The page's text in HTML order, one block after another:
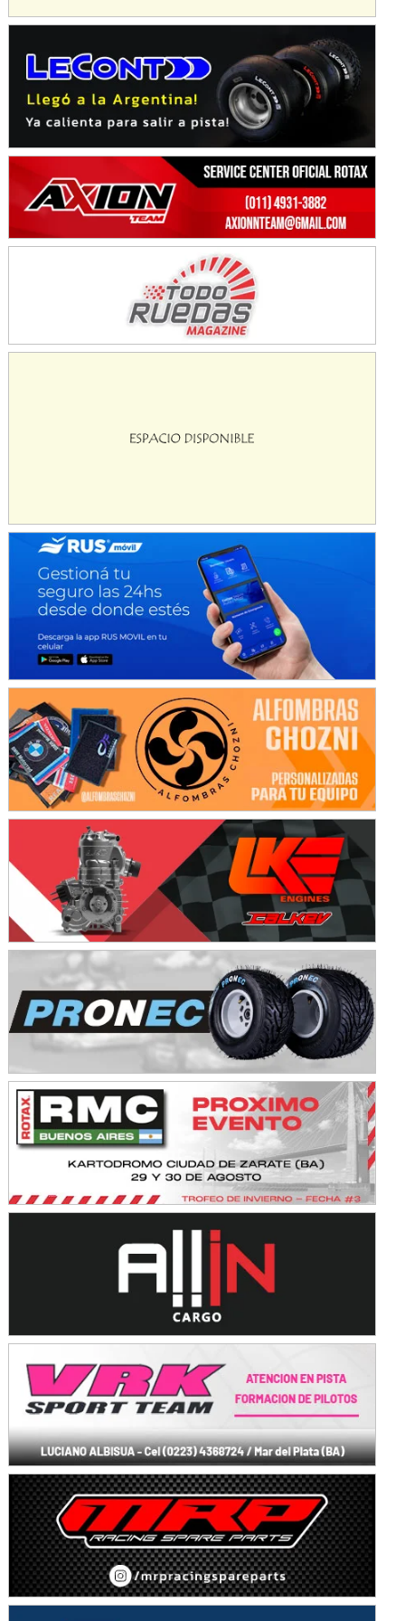
Trenque Lauquen (Buenos Aires)
ENTRERRIANO - F6 (POSTERGADA)
Parque de la Velocidad (Asfalto)
Villaguay (Entre Ríos)
VICTORIENSE - F7
El Cerro (Tierra)
Victoria (Entre Ríos)
PATAGONICO - F6
Juventud Unida (Tierra)
SUR SANTAFESINO - F4
Juan Navarro (Asfalto)
El Timbó (Tucumán)